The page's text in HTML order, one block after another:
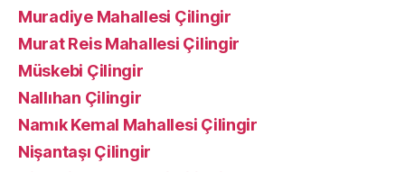
Muradiye Mahallesi Çilingir
Murat Reis Mahallesi Çilingir
Müskebi Çilingir
Nallıhan Çilingir
Namık Kemal Mahallesi Çilingir
Nişantaşı Çilingir